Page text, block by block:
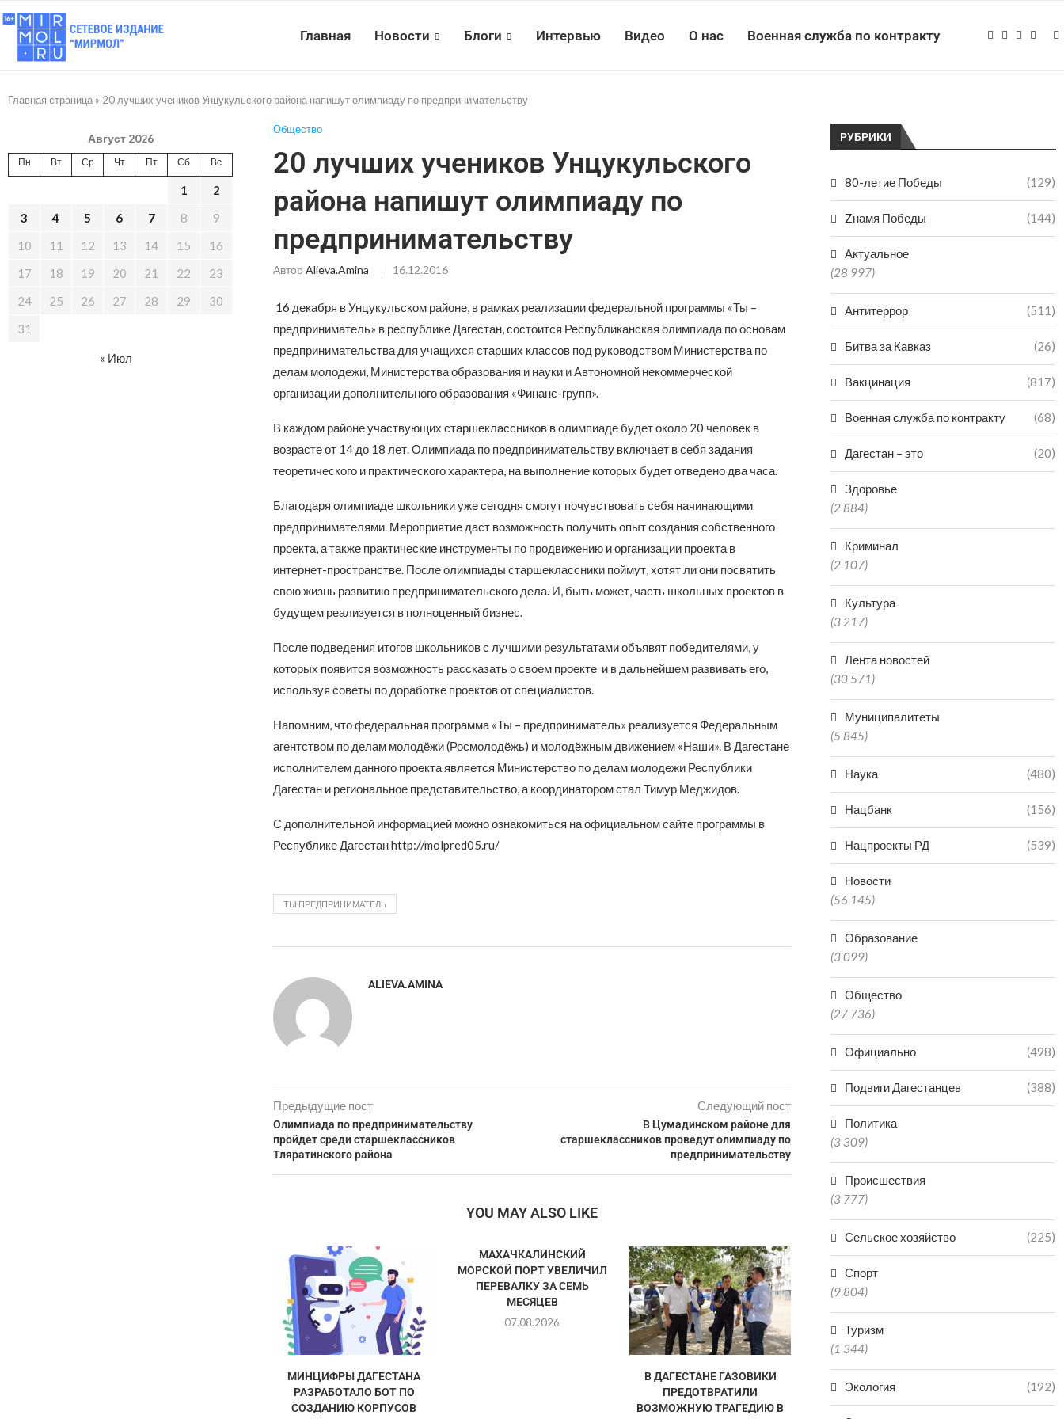
Главная Новости Блоги Интервью Видео О нас Военная служба по контракту
Главная страница » 20 лучших учеников Унцукульского района напишут олимпиаду по предпринимательству
Общество
20 лучших учеников Унцукульского
района напишут олимпиаду по
предпринимательству
Автор Alieva.amina 16.12.2016
16 декабря в Унцукульском районе, в рамках реализации федеральной программы «Ты –
предприниматель» в республике Дагестан, состоится Республиканская олимпиада по основам
предпринимательства для учащихся старших классов под руководством Министерства по
делам молодежи, Министерства образования и науки и Автономной некоммерческой
организации дополнительного образования «Финанс-групп».
В каждом районе участвующих старшеклассников в олимпиаде будет около 20 человек в
возрасте от 14 до 18 лет. Олимпиада по предпринимательству включает в себя задания
теоретического и практического характера, на выполнение которых будет отведено два часа.
Благодаря олимпиаде школьники уже сегодня смогут почувствовать себя начинающими
предпринимателями. Мероприятие даст возможность получить опыт создания собственного
проекта, а также практические инструменты по продвижению и организации проекта в
интернет-пространстве. После олимпиады старшеклассники поймут, хотят ли они посвятить
свою жизнь развитию предпринимательского дела. И, быть может, часть школьных проектов в
будущем реализуется в полноценный бизнес.
После подведения итогов школьников с лучшими результатами объявят победителями, у
которых появится возможность рассказать о своем проекте и в дальнейшем развивать его,
используя советы по доработке проектов от специалистов.
Напомним, что федеральная программа «Ты – предприниматель» реализуется Федеральным
агентством по делам молодёжи (Росмолодёжь) и молодёжным движением «Наши». В Дагестане
исполнителем данного проекта является Министерство по делам молодежи Республики
Дагестан и региональное представительство, а координатором стал Тимур Меджидов.
С дополнительной информацией можно ознакомиться на официальном сайте программы в
Республике Дагестан http://molpred05.ru/
ТЫ ПРЕДПРИНИМАТЕЛЬ
ALIEVA.AMINA
Предыдущие пост
Олимпиада по предпринимательству
пройдет среди старшеклассников
Тляратинского района
Следующий пост
В Цумадинском районе для
старшеклассников проведут олимпиаду по
предпринимательству
YOU MAY ALSO LIKE
МИНЦИФРЫ ДАГЕСТАНА
РАЗРАБОТАЛО БОТ ПО
СОЗДАНИЮ КОРПУСОВ
МАХАЧКАЛИНСКИЙ
МОРСКОЙ ПОРТ УВЕЛИЧИЛ
ПЕРЕВАЛКУ ЗА СЕМЬ
МЕСЯЦЕВ
07.08.2026
В ДАГЕСТАНЕ ГАЗОВИКИ
ПРЕДОТВРАТИЛИ
ВОЗМОЖНУЮ ТРАГЕДИЮ В
ПОДАЛИ ЗАЯВКИ НА УЧАСТИЕ
3500...
РУБРИКИ
80-летие Победы (129)
Zнамя Победы (144)
Актуальное
(28 997)
Антитеррор (511)
Битва за Кавказ (26)
Вакцинация (817)
Военная служба по контракту (68)
Дагестан – это (20)
Здоровье
(2 884)
Криминал
(2 107)
Культура
(3 217)
Лента новостей
(30 571)
Муниципалитеты
(5 845)
Наука (480)
Нацбанк (156)
Нацпроекты РД (539)
Новости
(56 145)
Образование
(3 099)
Общество
(27 736)
Официально (498)
Подвиги Дагестанцев (388)
Политика
(3 309)
Происшествия
(3 777)
Сельское хозяйство (225)
Спорт
(9 804)
Туризм
(1 344)
Экология (192)
Август 2026
Пн Вт Ср Чт Пт Сб Вс
1
2
3
4 5 6 7 8
9
10
11 12 13 14 15
16
17
18 19 20 21 22
23
24
25 26 27 28 29
30
31
« Июл